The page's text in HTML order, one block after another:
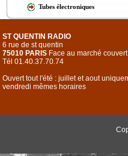
Tubes électroniques
ST QUENTIN RADIO
6 rue de st quentin
75010 PARIS Face au marché
Tél 01.40.37.70.74
Ouvert tout l'été : juillet et aout
vendredi mêmes horaires